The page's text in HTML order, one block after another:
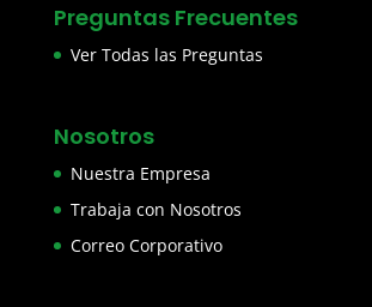
Preguntas Frecuentes
Ver Todas las Preguntas
Nosotros
Nuestra Empresa
Trabaja con Nosotros
Correo Corporativo